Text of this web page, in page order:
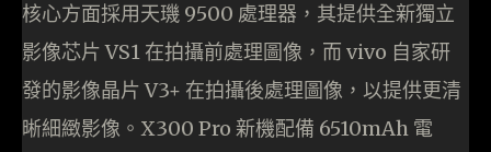
核心方面採用天璣 9500 處理器，其提供全新獨立
影像芯片 VS1 在拍攝前處理圖像，而 vivo 自家研
發的影像晶片 V3+ 在拍攝後處理圖像，以提供更清
晰細緻影像。X300 Pro 新機配備 6510mAh 電